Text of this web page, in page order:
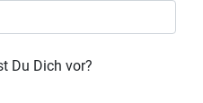
Du Dich vor?